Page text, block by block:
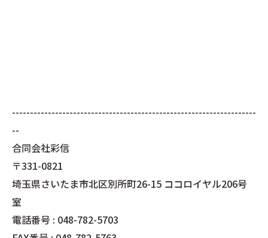
--------------------------------------------------------------------
--
合同会社彩信
〒331-0821
埼玉県さいたま市北区別所町26-15 ココロイヤル206号
室
電話番号 : 048-782-5703